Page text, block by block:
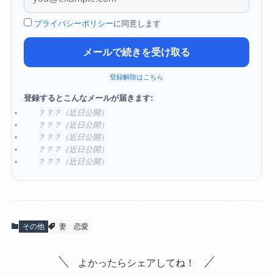
プライバシーポリシーに同意します
メールで続きを受け取る
登録解除はこちら
登録するとこんなメールが届きます:
？？？（近日公開）
？？？（近日公開）
？？？（近日公開）
？？？（近日公開）
？？？（近日公開）
その他 妻 恋愛
よかったらシェアしてね！